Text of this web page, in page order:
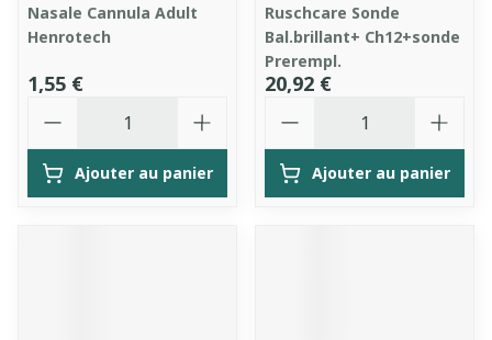
Nasale Cannula Adult
Henrotech
1,55 €
Ajouter au panier
Ruschcare Sonde
Bal.brillant+ Ch12+sonde
Prerempl.
20,92 €
Ajouter au panier